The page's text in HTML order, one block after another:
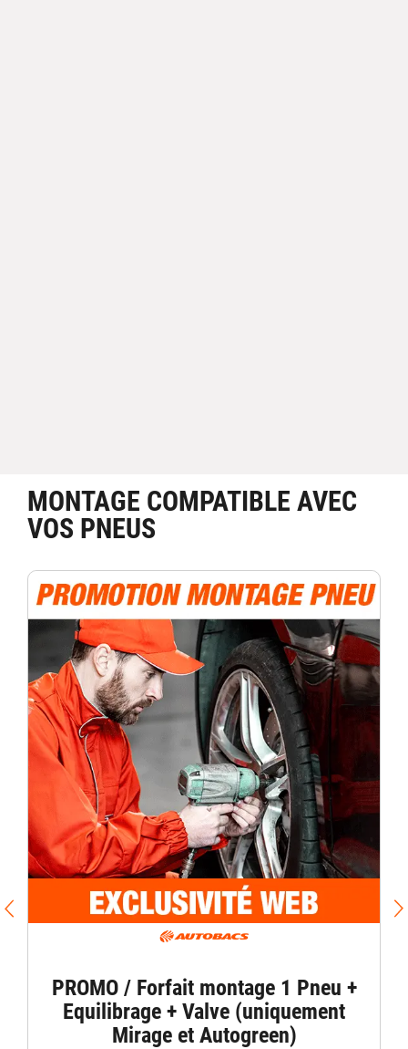
MONTAGE COMPATIBLE AVEC
VOS PNEUS
PROMO / Forfait montage 1 Pneu +
Equilibrage + Valve (uniquement
Mirage et Autogreen)